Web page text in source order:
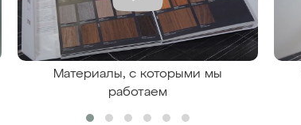
Материалы, с которыми мы
работаем